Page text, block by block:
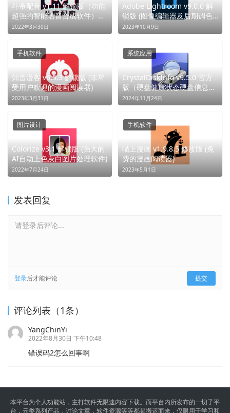
斗帝配音 v1.11 解锁版（功能
超强的智能语音合成软件）
(斗帝之音，声动乾坤)
2022年3月30日
Adobe Lightroom v9.0.0 解
锁版 (图像编辑器及后期调色
软件)
2023年10月9日
知音漫客 v6.5.3 解锁版 (非常
受用户欢迎的漫画阅读器)
2023年3月31日
手机软件
CrystalDiskInfo v9.5.0 官方
版（硬盘健康状态硬盘信息检
测）
2024年11月24日
系统应用
Colorize v3.1 解锁版 (强大的
AI自动上色灰白图片处理软件)
2022年7月24日
图片设计
喵上漫画 v1.9.8.5 修改版 (免
费的漫画阅读器)
2023年5月1日
手机软件
发表回复
请登录后评论...
登录后才能评论 提交
评论列表（1条）
YangChinYi
2022年8月30日 下午10:48
错误码2怎么回事啊
本平台为个人功能站，主打软件无限速内容下载。而平台内所发布的一切子平
台，云类系列产品，讨论文章，软件资源等等都是搬运而来，仅限用于学习和